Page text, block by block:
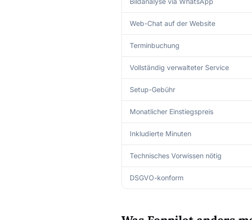
Web-Chat auf der Website
Terminbuchung
Vollständig verwalteter Service
Setup-Gebühr
Monatlicher Einstiegspreis
Inkludierte Minuten
Technisches Vorwissen nötig
DSGVO-konform